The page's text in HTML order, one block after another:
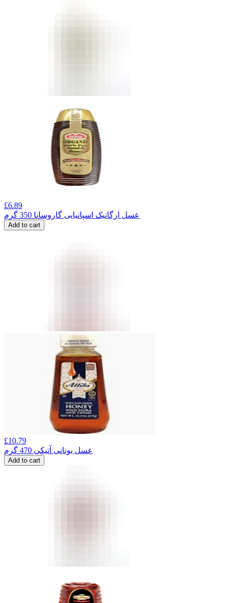
£6.89
عسل ارگانیک اسپانیایی گاروسانا 350 گرم
Add to cart
£10.79
عسل یونانی آتیکی 470 گرم
Add to cart